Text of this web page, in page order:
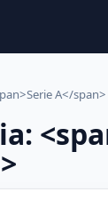
A</span>